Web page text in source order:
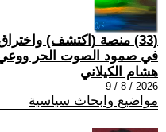
(33) منصة (اكتشف)
في صمود الصوت الحر ووعي
هشام الكيلاني
2026 / 8 / 9
مواضيع وابحاث سياسية